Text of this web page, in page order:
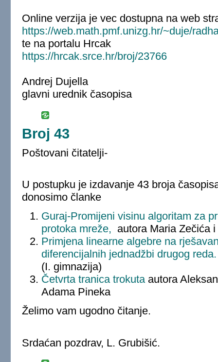
Online verzija je vec dostupna na web
https://web.math.pmf.unizg.hr/~duje/
te na portalu Hrcak
https://hrcak.srce.hr/broj/23766
Andrej Dujella
glavni urednik časopisa
Broj 43
Poštovani čitatelji-
U postupku je izdavanje 43 broja
donosimo članke
Guraj-Promijeni visinu algoritam za
protoka mreže, autora Maria Zečića
Primjena linearne algebre na
diferencijalnih jednadžbi drugog reda.
(I. gimnazija)
Četvrta tranica trokutaautora
Adama Pineka
Želimo vam ugodno čitanje.
Srdaćan pozdrav, L. Grubišić.